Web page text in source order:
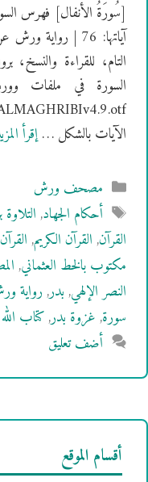
آياتها: 76 |
التام، للقراءة
السورة في ملفات
الآيات بالشكل …إقرأ
التصنيفات
مصحف ورش
الوسوم
أحكام الجهاد,
القرآن,القرآن الكريم,
مكتوب بالخط العثماني,
النصر الإلهي,بدر,رواية
سورة,غزوة بدر,كتاب الله
أضف تعليق
أقسام الموقع